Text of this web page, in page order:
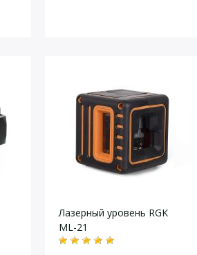
Лазерный уровень RGK
ML-21